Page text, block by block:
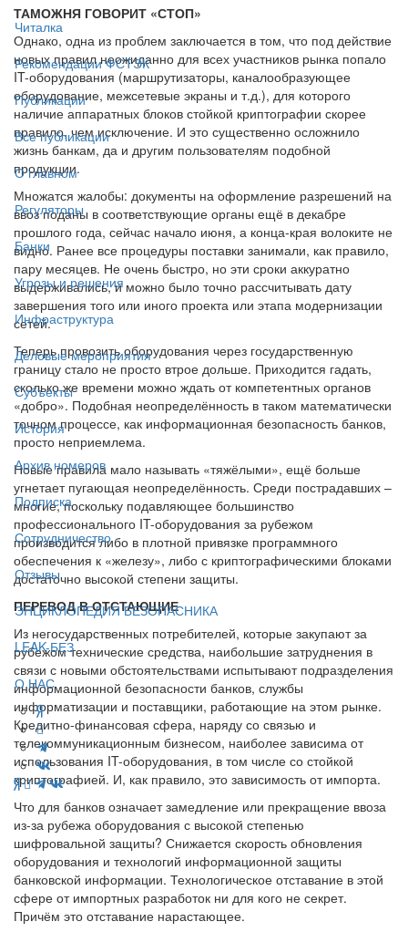
Читалка
Рекомендации ФСТЭК
Публикации
Все публикации
О главном
Регуляторы
Банки
Угрозы и решения
Инфраструктура
Деловые мероприятия
Субъекты
История
Архив номеров
Подписка
Сотрудничество
Отзывы
ЭНЦИКЛОПЕДИЯ БЕЗОПАСНИКА
LEAK-БЕЗ
О НАС
ТАМОЖНЯ ГОВОРИТ «СТОП»
Однако, одна из проблем заключается в том, что под действие
новых правил неожиданно для всех участников рынка попало
IT-оборудования (маршрутизаторы, каналообразующее
оборудование, межсетевые экраны и т.д.), для которого
наличие аппаратных блоков стойкой криптографии скорее
правило, чем исключение. И это существенно осложнило
жизнь банкам, да и другим пользователям подобной
продукции.
Множатся жалобы: документы на оформление разрешений на
ввоз поданы в соответствующие органы ещё в декабре
прошлого года, сейчас начало июня, а конца-края волоките не
видно. Ранее все процедуры поставки занимали, как правило,
пару месяцев. Не очень быстро, но эти сроки аккуратно
выдерживались, и можно было точно рассчитывать дату
завершения того или иного проекта или этапа модернизации
сетей.
Теперь провозить оборудования через государственную
границу стало не просто втрое дольше. Приходится гадать,
сколько же времени можно ждать от компетентных органов
«добро». Подобная неопределённость в таком математически
точном процессе, как информационная безопасность банков,
просто неприемлема.
Новые правила мало называть «тяжёлыми», ещё больше
угнетает пугающая неопределённость. Среди пострадавших –
многие, поскольку подавляющее большинство
профессионального IT-оборудования за рубежом
производится либо в плотной привязке программного
обеспечения к «железу», либо с криптографическими блоками
достаточно высокой степени защиты.
ПЕРЕВОД В ОТСТАЮЩИЕ
Из негосударственных потребителей, которые закупают за
рубежом технические средства, наибольшие затруднения в
связи с новыми обстоятельствами испытывают подразделения
информационной безопасности банков, службы
информатизации и поставщики, работающие на этом рынке.
Кредитно-финансовая сфера, наряду со связью и
телекоммуникационным бизнесом, наиболее зависима от
использования IT-оборудования, в том числе со стойкой
криптографией. И, как правило, это зависимость от импорта.
Что для банков означает замедление или прекращение ввоза
из-за рубежа оборудования с высокой степенью
шифровальной защиты? Снижается скорость обновления
оборудования и технологий информационной защиты
банковской информации. Технологическое отставание в этой
сфере от импортных разработок ни для кого не секрет.
Причём это отставание нарастающее.